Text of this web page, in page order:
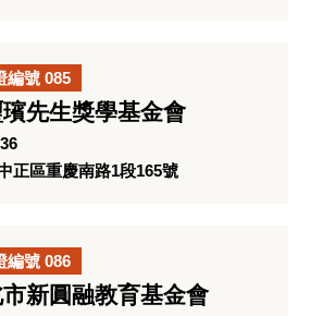
編號 085
先生獎學基金會
正區重慶南路1段165號
編號 086
新圓融教育基金會